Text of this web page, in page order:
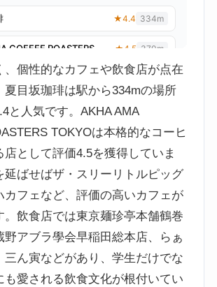
、個性的なカフェや飲食店が点在
夏目坂珈琲は駅から334mの場所
と人気です。AKHA AMA
TOKYOは本格的なコーヒ
店として評価4.5を獲得していま
延ばせばザ・スリーリトルピッグ
カフェなど、評価の高いカフェが
。飲食店では東京麺珍亭本舗鶴巻
野アブラ學会早稲田総本店、らぁ
三ん寅などがあり、学生だけでな
も愛される飲食文化が根付いてい